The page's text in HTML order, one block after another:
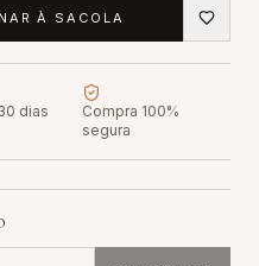
À SACOLA
dias
Compra 100%
segura